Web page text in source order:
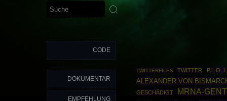
CODE
DOKUMENTAR
EMPFEHLUNG
TWITTERFILES TWITTER P.L.O.
ALEXANDER VON
GESCHÄDIGT MRNA-